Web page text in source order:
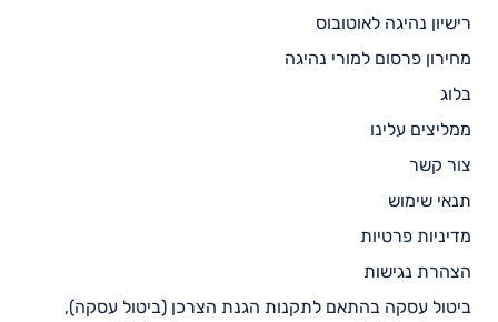
רישיון נהיגה לאוטובוס
מחירון פרסום למורי נהיגה
בלוג
ממליצים עלינו
צור קשר
תנאי שימוש
מדיניות פרטיות
הצהרת נגישות
ביטול עסקה בהתאם לתקנות הגנת הצרכן (ביטול עסקה),